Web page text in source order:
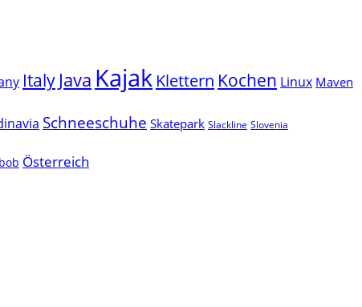
Italy Java Kajak Klettern Kochen Linux Maven
Schneeschuhe Skatepark Slackline Slovenia
Österreich